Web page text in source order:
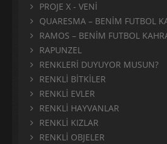
PROJE X - VENİ
QUARESMA – BENİM FUTBOL
RAMOS – BENİM FUTBOL
RAPUNZEL
RENKLERİ DUYUYOR MUSUN?
RENKLİ BİTKİLER
RENKLİ EVLER
RENKLİ HAYVANLAR
RENKLİ KIZLAR
RENKLİ OBJELER